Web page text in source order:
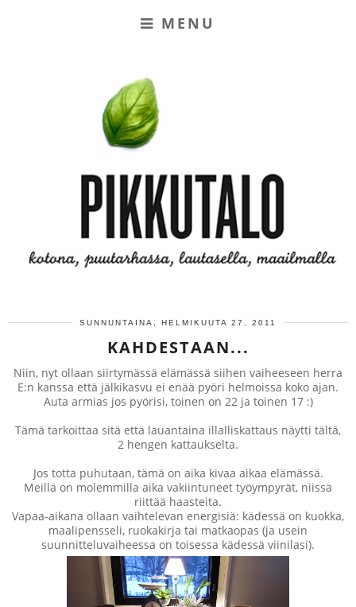
MENU
SUNNUNTAINA, HELMIKUUTA 27, 2011
KAHDESTAAN...
Niin, nyt ollaan siirtymässä elämässä siihen vaiheeseen herra
E:n kanssa että jälkikasvu ei enää pyöri helmoissa koko ajan.
Auta armias jos pyörisi, toinen on 22 ja toinen 17 :)
Tämä tarkoittaa sitä että lauantaina illalliskattaus näytti tältä,
2 hengen kattaukselta.
Jos totta puhutaan, tämä on aika kivaa aikaa elämässä.
Meillä on molemmilla aika vakiintuneet työympyrät, niissä
riittää haasteita.
Vapaa-aikana ollaan vaihtelevan energisiä: kädessä on kuokka,
maalipensseli, ruokakirja tai matkaopas (ja usein
suunnitteluvaiheessa on toisessa kädessä viinilasi).